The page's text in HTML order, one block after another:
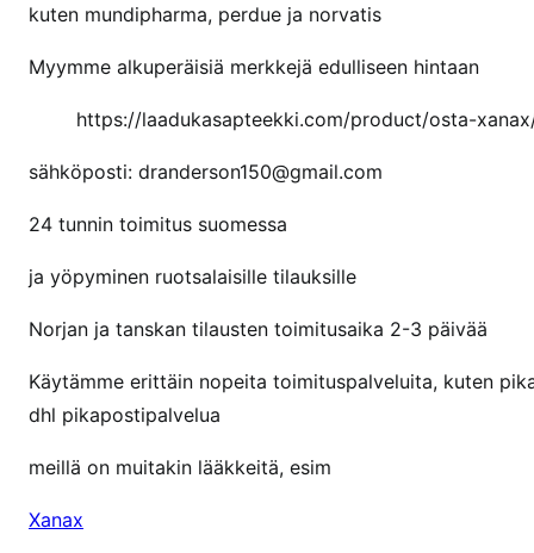
kuten mundipharma, perdue ja norvatis
Myymme alkuperäisiä merkkejä edulliseen hintaan
https://laadukasapteekki.com/product/osta-
sähköposti: dranderson150@gmail.com
24 tunnin toimitus suomessa
ja yöpyminen ruotsalaisille tilauksille
Norjan ja tanskan tilausten toimitusaika 2-3 päivää
Käytämme erittäin nopeita toimituspalveluita, kuten
dhl pikapostipalvelua
meillä on muitakin lääkkeitä, esim
Xanax